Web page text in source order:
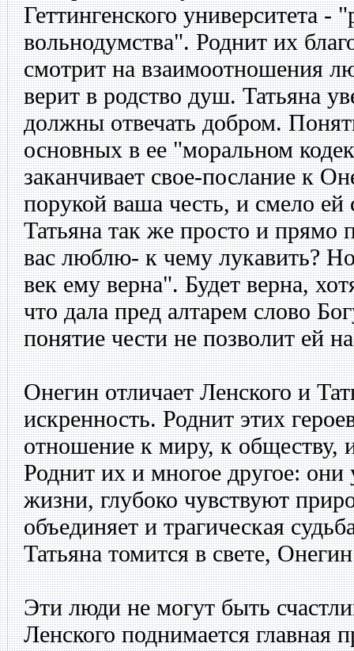
Геттингенского университета -
вольнодумства". Роднит их
смотрит на взаимоотношения
верит в родство душ. Татьяна
должны отвечать добром.
основных в ее "моральном
заканчивает свое-послание к
порукой ваша честь, и смело ей
Татьяна так же просто и прямо
вас люблю- к чему лукавить?
век ему верна". Будет верна,
что дала пред алтарем слово
понятие чести не позволит ей
Онегин отличает Ленского и
искренность. Роднит этих
отношение к миру, к обществу,
Роднит их и многое другое: они
жизни, глубоко чувствуют
объединяет и трагическая
Татьяна томится в свете,
Эти люди не могут быть
Ленского поднимается главная